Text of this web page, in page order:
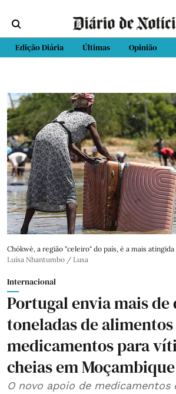
Edição Diária Últimas Opinião
Chókwè, a região "celeiro" do país, é a mais atingida
Luísa Nhantumbo / Lusa
Internacional
Portugal envia mais de
toneladas de alimentos
medicamentos para
cheias em Moçambique
O novo apoio de medicamentos